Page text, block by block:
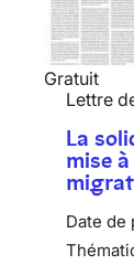
Gratuit
Lettre
La
mise
Date de